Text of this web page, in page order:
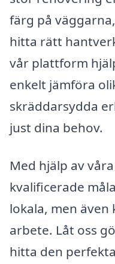
färg på
hitta rätt
vår plattform
enkelt jämföra
skräddarsydda
just dina behov.
Med hjälp av
kvalificerade
lokala, men
arbete. Låt oss
hitta den